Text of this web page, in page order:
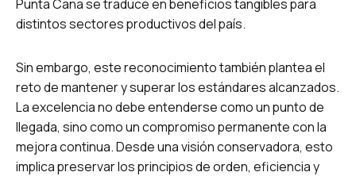
Punta Cana se traduce en beneficios tangibles para
distintos sectores productivos del país.
Sin embargo, este reconocimiento también plantea el
reto de mantener y superar los estándares alcanzados.
La excelencia no debe entenderse como un punto de
llegada, sino como un compromiso permanente con la
mejora continua. Desde una visión conservadora, esto
implica preservar los principios de orden, eficiencia y